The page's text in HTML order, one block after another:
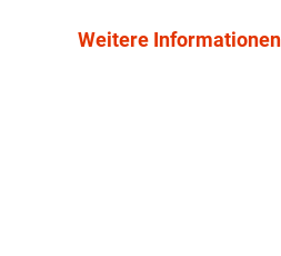
Weitere Informationen